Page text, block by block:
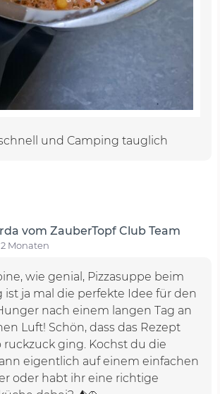
und Camping tauglich
vom ZauberTopf Club Team
Monaten
wie genial, Pizzasuppe beim
ist ja mal die perfekte Idee für den
nach einem langen Tag an
Luft! Schön, dass das Rezept
ruckzuck ging. Kochst du die
eigentlich auf einem einfachen
oder habt ihr eine richtige